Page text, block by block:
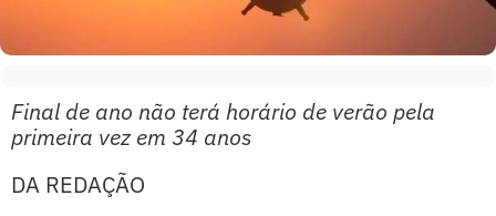
Final de ano não terá horário de verão pela
primeira vez em 34 anos
DA REDAÇÃO